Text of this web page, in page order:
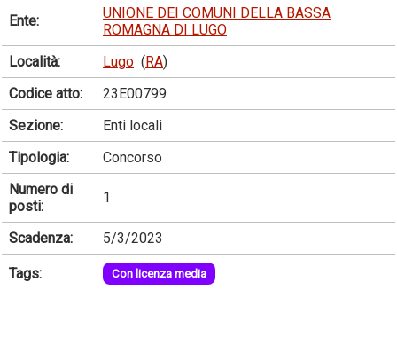
Ente:
UNIONE DEI COMUNI DELLA BASSA
ROMAGNA DI LUGO
Località:
Lugo (RA)
Codice atto:
23E00799
Sezione:
Enti locali
Tipologia:
Concorso
Numero di
posti:
1
Scadenza: 5/3/2023
Tags: Con licenza media